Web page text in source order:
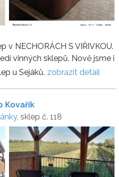
v NECHORÁCH S VIŘIVKOU.
vinných sklepů. Nově jsme i
u Sejáků. zobrazit detail
Kovařík
, sklep č. 118